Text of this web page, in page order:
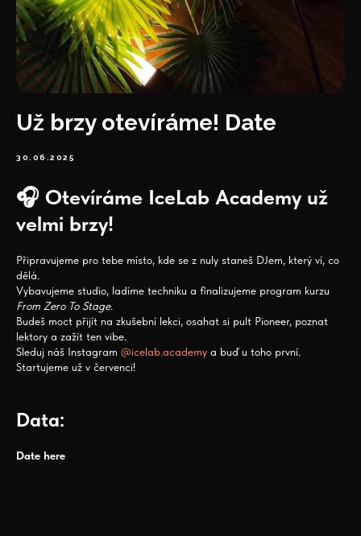
Už brzy otevíráme! Date
30.06.2025
🎧 Otevíráme IceLab Academy už
velmi brzy!
Připravujeme pro tebe místo, kde se z nuly staneš DJem, který ví, co
dělá.
Vybavujeme studio, ladíme techniku a finalizujeme program kurzu
From Zero To Stage.
Budeš moct přijít na zkušební lekci, osahat si pult Pioneer, poznat
lektory a zažít ten vibe.
Sleduj náš Instagram @icelab.academy a buď u toho první.
Startujeme už v červenci!
Data:
Date here